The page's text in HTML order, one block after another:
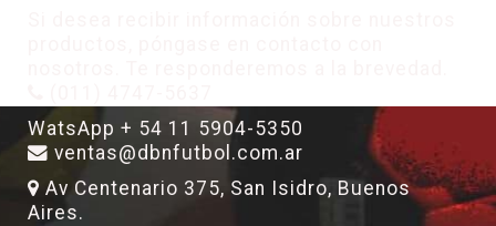
WatsApp + 54 11 5904-5350
ventas@dbnfutbol.com.ar
Av Centenario 375, San Isidro, Buenos
Aires.